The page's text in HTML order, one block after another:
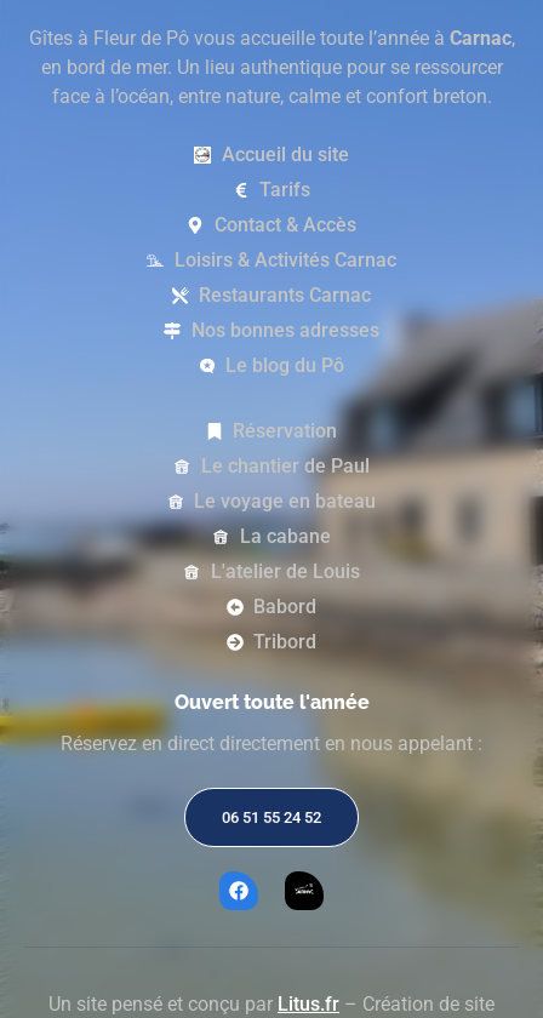
Gîtes à Fleur de Pô vous accueille toute l’année à Carnac,
en bord de mer. Un lieu authentique pour se ressourcer
face à l’océan, entre nature, calme et confort breton.
Accueil du site
Tarifs
Contact & Accès
Loisirs & Activités Carnac
Restaurants Carnac
Nos bonnes adresses
Le blog du Pô
Réservation
Le chantier de Paul
Le voyage en bateau
La cabane
L'atelier de Louis
Babord
Tribord
Ouvert toute l'année
Réservez en direct directement en nous appelant :
06 51 55 24 52
Un site pensé et conçu par Litus.fr – Création de site